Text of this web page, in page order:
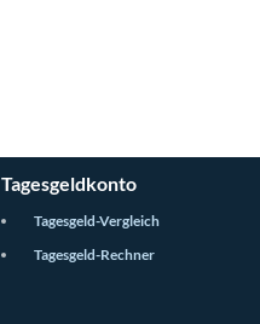
Tagesgeldkonto
Tagesgeld-Vergleich
Tagesgeld-Rechner